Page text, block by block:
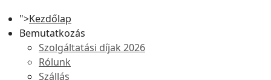
">Kezdőlap
Bemutatkozás
Szolgáltatási díjak 2026
Rólunk
Szállás